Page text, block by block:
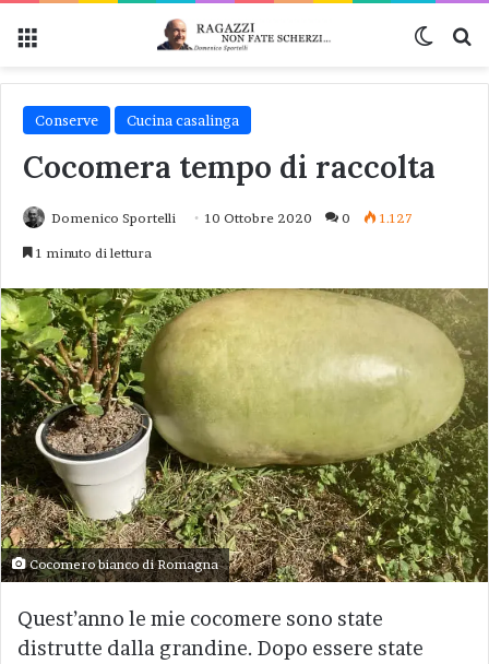
Conserve Cucina casalinga
Cocomera tempo di raccolta
Domenico Sportelli 10 Ottobre 2020 0 1.127
1 minuto di lettura
Cocomero bianco di Romagna
Quest’anno le mie cocomere sono state
distrutte dalla grandine. Dopo essere state